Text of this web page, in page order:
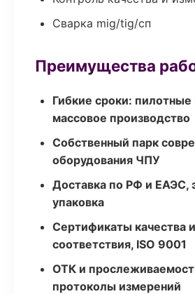
Сварка mig/tig/сп
Преимущества
Гибкие сроки: пилотные
массовое производство
Собственный парк
оборудования ЧПУ
Доставка по РФ и ЕАЭС,
упаковка
Сертификаты качества и
соответствия, ISO 9001
ОТК и
протоколы измерений